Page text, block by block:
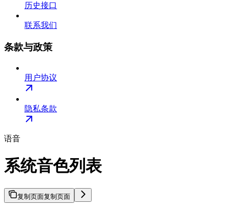
历史接口
联系我们
条款与政策
用户协议
隐私条款
语音
系统音色列表
复制页面复制页面